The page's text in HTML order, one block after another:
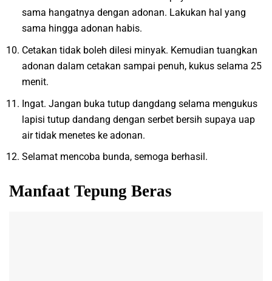
sama hangatnya dengan adonan. Lakukan hal yang
sama hingga adonan habis.
Cetakan tidak boleh dilesi minyak. Kemudian tuangkan
adonan dalam cetakan sampai penuh, kukus selama 25
menit.
Ingat. Jangan buka tutup dangdang selama mengukus
lapisi tutup dandang dengan serbet bersih supaya uap
air tidak menetes ke adonan.
Selamat mencoba bunda, semoga berhasil.
Manfaat Tepung Beras